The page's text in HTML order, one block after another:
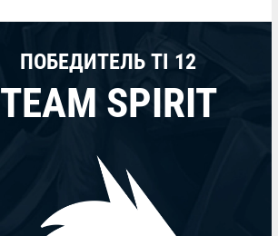
ПОБЕДИТЕЛЬ TI 12
TEAM SPIRIT